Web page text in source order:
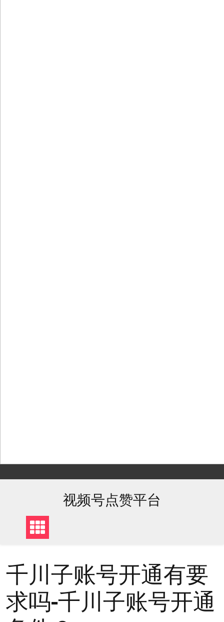
to
视频号点赞平台
千川子账号开通有要
求吗-千川子账号开通